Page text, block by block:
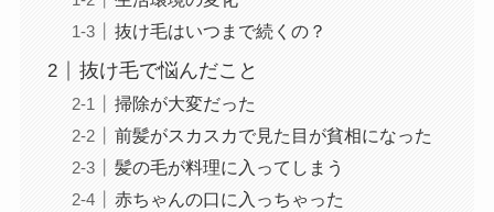
抜け毛はいつまで続くの？
抜け毛で悩んだこと
掃除が大変だった
前髪がスカスカで見た目が貧相になった
髪の毛が料理に入ってしまう
赤ちゃんの口に入っちゃった